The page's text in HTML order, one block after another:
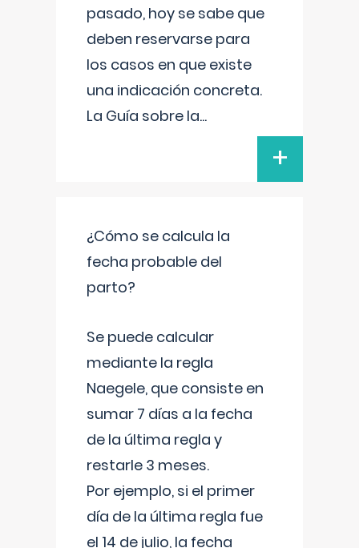
pasado, hoy se sabe que
deben reservarse para
los casos en que existe
una indicación concreta.
La Guía sobre la...
+
¿Cómo se calcula la
fecha probable del
parto?
Se puede calcular
mediante la regla
Naegele, que consiste en
sumar 7 días a la fecha
de la última regla y
restarle 3 meses.
Por ejemplo, si el primer
día de la última regla fue
el 14 de julio, la fecha